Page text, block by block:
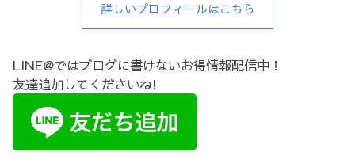
詳しいプロフィールはこちら
LINE@ではブログに書けないお得情報配信中！
友達追加してくださいね!